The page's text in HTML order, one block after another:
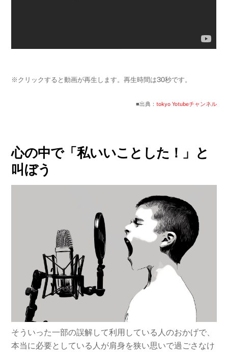
※クリックすると動画が再生します。再生時間は30秒です。
■出典： tokyo Yotubeチャンネル
心の中で「私いいことした！」と
叫ぼう
そういった一部の誤解して利用している人のおかげで、
本当に必要としている人が肩身を狭い思いで過ごさなけ